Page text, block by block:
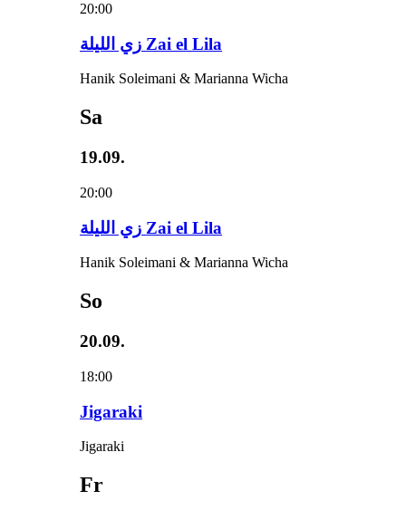
20:00
زي‌ اللیلة Zai el Lila
Hanik Soleimani & Marianna Wicha
Sa
19.09.
20:00
زي‌ اللیلة Zai el Lila
Hanik Soleimani & Marianna Wicha
So
20.09.
18:00
Jigaraki
Jigaraki
Fr